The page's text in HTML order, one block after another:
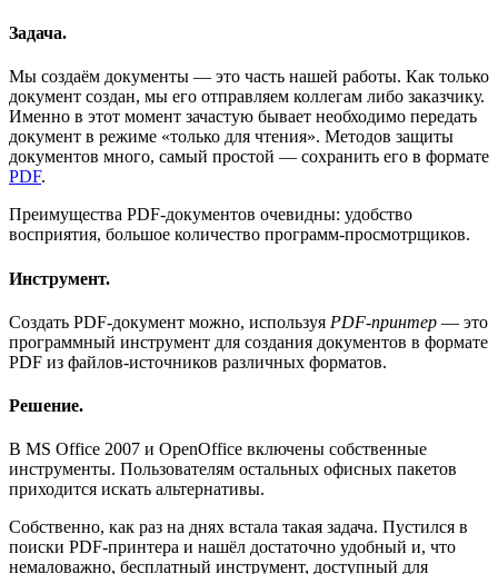
Задача.
Мы создаём документы — это часть нашей работы. Как только
документ создан, мы его отправляем коллегам либо заказчику.
Именно в этот момент зачастую бывает необходимо передать
документ в режиме «только для чтения». Методов защиты
документов много, самый простой — сохранить его в формате
PDF.
Преимущества PDF-документов очевидны: удобство
восприятия, большое количество программ-просмотрщиков.
Инструмент.
Создать PDF-документ можно, используя PDF-принтер — это
программный инструмент для создания документов в формате
PDF из файлов-источников различных форматов.
Решение.
В MS Office 2007 и OpenOffice включены собственные
инструменты. Пользователям остальных офисных пакетов
приходится искать альтернативы.
Собственно, как раз на днях встала такая задача. Пустился в
поиски PDF-принтера и нашёл достаточно удобный и, что
немаловажно, бесплатный инструмент, доступный для